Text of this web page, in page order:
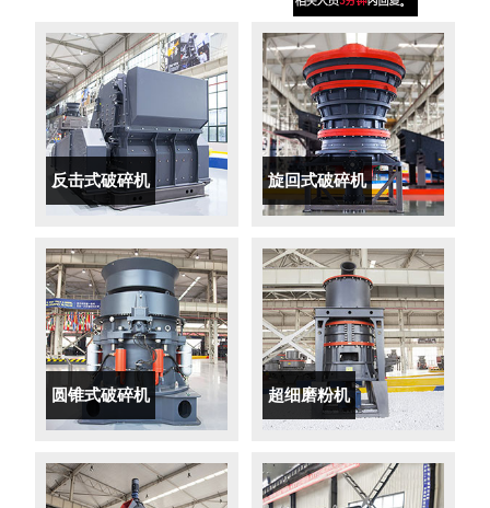
反击式破碎机 旋回式破碎机
圆锥式破碎机 超细磨粉机